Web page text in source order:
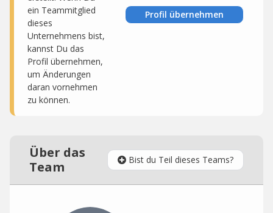
ein Teammitglied
dieses
Unternehmens bist,
kannst Du das
Profil übernehmen,
um Änderungen
daran vornehmen
zu können.
Profil übernehmen
Über das
Team
Bist du Teil dieses Teams?